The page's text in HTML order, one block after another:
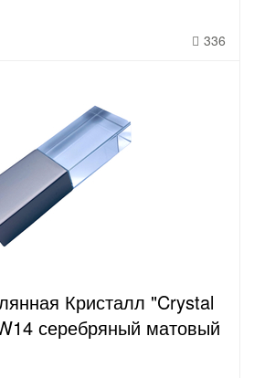
336
Кристалл "Crystal
серебряный матовый